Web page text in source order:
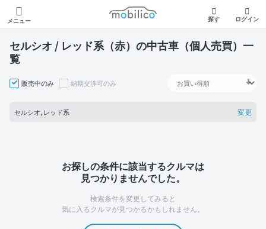
メニュー
モビリコ
探す ログイン
セルシオ / レッド系（赤）の中古車（個人売買）一
覧
販売中のみ 納期交渉可のみ
セルシオ, レッド系 変更
お探しの条件に該当するクルマは
見つかりませんでした。
検索条件を変更してみると
気に入るクルマが見つかるかもしれません。